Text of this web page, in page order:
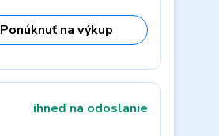
Ponúknuť na výkup
ihneď na odoslanie